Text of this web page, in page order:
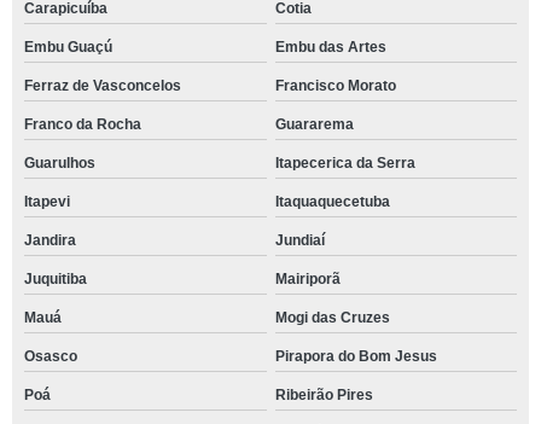
Carapicuíba Cotia
Embu Guaçú Embu das Artes
Ferraz de Vasconcelos Francisco Morato
Franco da Rocha Guararema
Guarulhos Itapecerica da Serra
Itapevi Itaquaquecetuba
Jandira Jundiaí
Juquitiba Mairiporã
Mauá Mogi das Cruzes
Osasco Pirapora do Bom Jesus
Poá Ribeirão Pires